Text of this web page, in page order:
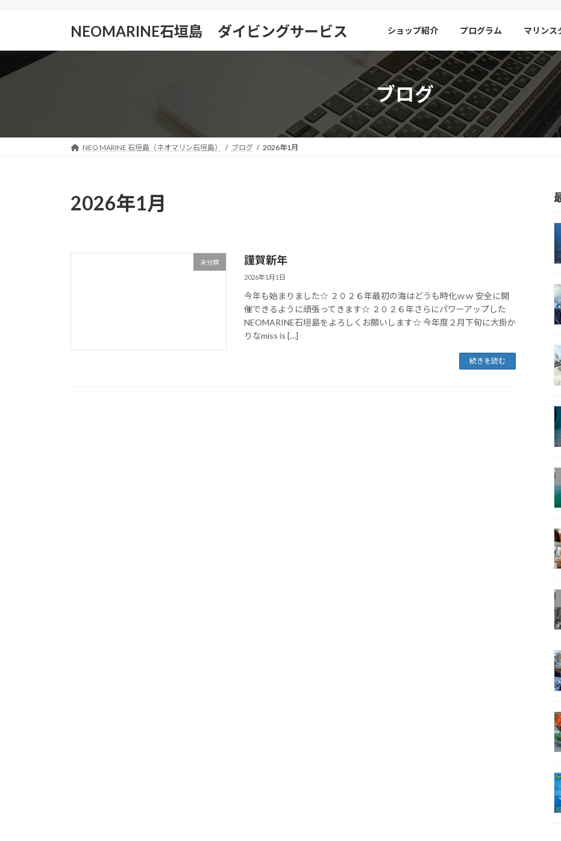
ン
へ
プ
ー
ョ
動
NEOMARINE石垣島 ダイビングサービス ショップ紹介 プログラム マリンス
ブログ
NEO MARINE 石垣島（ネオマリン石垣島） ブログ 2026年1月
2026年1月
未分類 謹賀新年
2026年1月1日
今年も始まりました☆ ２０２６年最初の海はどうも時化ｗｗ 安全に開
催できるように頑張ってきます☆ ２０２６年さらにパワーアップした
NEOMARINE石垣島をよろしくお願いします☆ 今年度２月下旬に大掛か
りなmiss is […]
続きを読む